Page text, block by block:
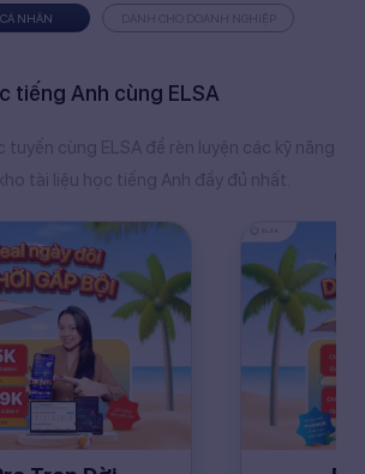
NHÂN
tiếng Anh cùng ELSA
cùng ELSA để rèn luyện các kỹ năng
tài liệu học tiếng Anh đầy đủ nhất.